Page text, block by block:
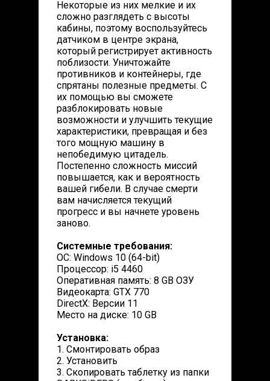
Некоторые из них мелкие и их
сложно разглядеть с высоты
кабины, поэтому воспользуйтесь
датчиком в центре экрана,
который регистрирует активность
поблизости. Уничтожайте
противников и контейнеры, где
спрятаны полезные предметы. С
их помощью вы сможете
разблокировать новые
возможности и улучшить текущие
характеристики, превращая и без
того мощную машину в
непобедимую цитадель.
Постепенно сложность миссий
повышается, как и вероятность
вашей гибели. В случае смерти
вам начисляется текущий
прогресс и вы начнете уровень
заново.
Системные требования:
ОС: Windows 10 (64-bit)
Процессор: i5 4460
Оперативная память: 8 GB ОЗУ
Видеокарта: GTX 770
DirectX: Версии 11
Место на диске: 10 GB
Установка:
1. Смонтировать образ
2. Установить
3. Скопировать таблетку из папки